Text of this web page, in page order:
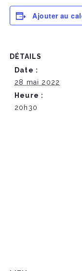
Ajouter au
DÉTAILS
Date :
28 mai 2022
Heure :
20h30